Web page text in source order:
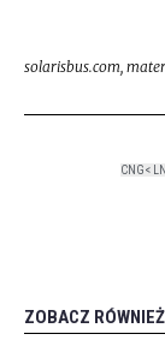
solarisbus.com,
CNG<
ZOBACZ